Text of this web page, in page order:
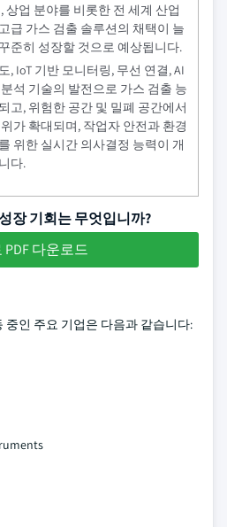
상업 분야를 비롯한 전 세계 산업
급 가스 검출 솔루션의 채택이 늘
준히 성장할 것으로 예상됩니다.
, IoT 기반 모니터링, 무선 연결, AI
석 기술의 발전으로 가스 검출 능
고, 위험한 공간 및 밀폐 공간에서
가 확대되며, 작업자 안전과 환경
위한 실시간 의사결정 능력이 개
다.
장 기회는 무엇입니까?
PDF 다운로드
중인 주요 기업은 다음과 같습니다: